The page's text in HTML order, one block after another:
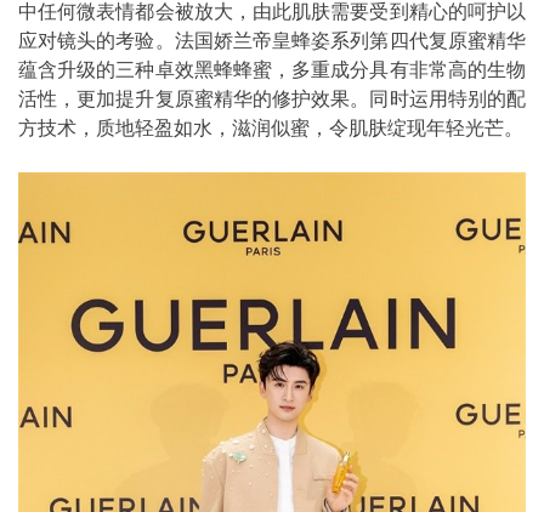
中任何微表情都会被放大，由此肌肤需要受到精心的呵护以
应对镜头的考验。法国娇兰帝皇蜂姿系列第四代复原蜜精华
蕴含升级的三种卓效黑蜂蜂蜜，多重成分具有非常高的生物
活性，更加提升复原蜜精华的修护效果。同时运用特别的配
方技术，质地轻盈如水，滋润似蜜，令肌肤绽现年轻光芒。